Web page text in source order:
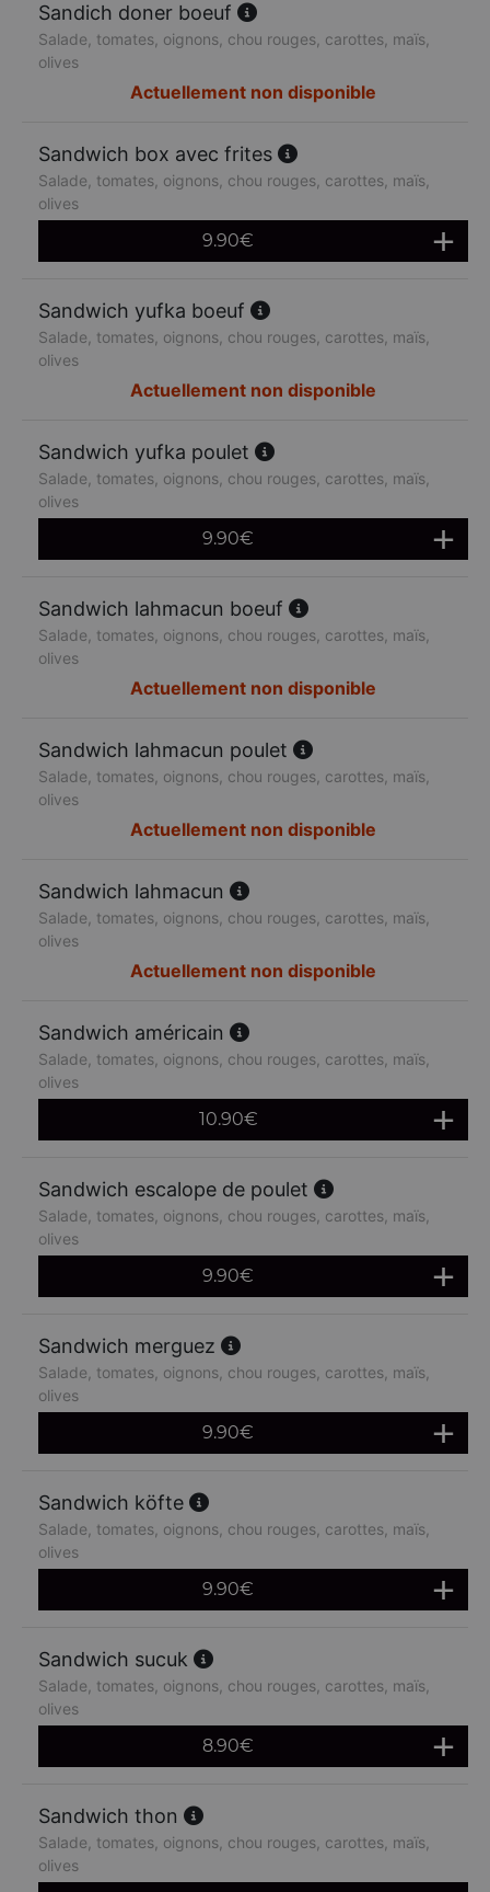
Sandich doner boeuf
Salade, tomates, oignons, chou rouges, carottes, maïs,
olives
Actuellement non disponible
Sandwich box avec frites
Salade, tomates, oignons, chou rouges, carottes, maïs,
olives
9.90€
Sandwich yufka boeuf
Salade, tomates, oignons, chou rouges, carottes, maïs,
olives
Actuellement non disponible
Sandwich yufka poulet
Salade, tomates, oignons, chou rouges, carottes, maïs,
olives
9.90€
Sandwich lahmacun boeuf
Salade, tomates, oignons, chou rouges, carottes, maïs,
olives
Actuellement non disponible
Sandwich lahmacun poulet
Salade, tomates, oignons, chou rouges, carottes, maïs,
olives
Actuellement non disponible
Sandwich lahmacun
Salade, tomates, oignons, chou rouges, carottes, maïs,
olives
Actuellement non disponible
Sandwich américain
Salade, tomates, oignons, chou rouges, carottes, maïs,
olives
10.90€
Sandwich escalope de poulet
Salade, tomates, oignons, chou rouges, carottes, maïs,
olives
9.90€
Sandwich merguez
Salade, tomates, oignons, chou rouges, carottes, maïs,
olives
9.90€
Sandwich köfte
Salade, tomates, oignons, chou rouges, carottes, maïs,
olives
9.90€
Sandwich sucuk
Salade, tomates, oignons, chou rouges, carottes, maïs,
olives
8.90€
Sandwich thon
Salade, tomates, oignons, chou rouges, carottes, maïs,
olives